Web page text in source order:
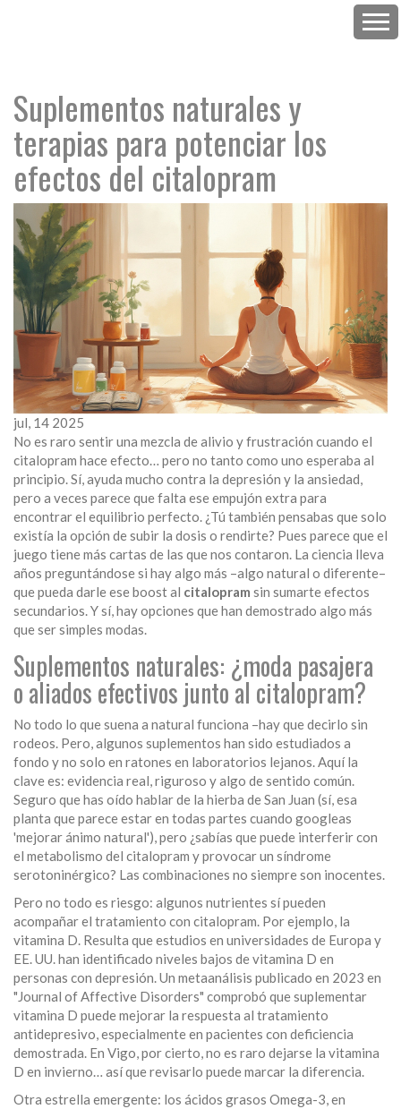
Suplementos naturales y
terapias para potenciar los
efectos del citalopram
jul, 14 2025
No es raro sentir una mezcla de alivio y frustración cuando el
citalopram hace efecto… pero no tanto como uno esperaba al
principio. Sí, ayuda mucho contra la depresión y la ansiedad,
pero a veces parece que falta ese empujón extra para
encontrar el equilibrio perfecto. ¿Tú también pensabas que solo
existía la opción de subir la dosis o rendirte? Pues parece que el
juego tiene más cartas de las que nos contaron. La ciencia lleva
años preguntándose si hay algo más –algo natural o diferente–
que pueda darle ese boost al citalopram sin sumarte efectos
secundarios. Y sí, hay opciones que han demostrado algo más
que ser simples modas.
Suplementos naturales: ¿moda pasajera
o aliados efectivos junto al citalopram?
No todo lo que suena a natural funciona –hay que decirlo sin
rodeos. Pero, algunos suplementos han sido estudiados a
fondo y no solo en ratones en laboratorios lejanos. Aquí la
clave es: evidencia real, riguroso y algo de sentido común.
Seguro que has oído hablar de la hierba de San Juan (sí, esa
planta que parece estar en todas partes cuando googleas
'mejorar ánimo natural'), pero ¿sabías que puede interferir con
el metabolismo del citalopram y provocar un síndrome
serotoninérgico? Las combinaciones no siempre son inocentes.
Pero no todo es riesgo: algunos nutrientes sí pueden
acompañar el tratamiento con citalopram. Por ejemplo, la
vitamina D. Resulta que estudios en universidades de Europa y
EE. UU. han identificado niveles bajos de vitamina D en
personas con depresión. Un metaanálisis publicado en 2023 en
"Journal of Affective Disorders" comprobó que suplementar
vitamina D puede mejorar la respuesta al tratamiento
antidepresivo, especialmente en pacientes con deficiencia
demostrada. En Vigo, por cierto, no es raro dejarse la vitamina
D en invierno… así que revisarlo puede marcar la diferencia.
Otra estrella emergente: los ácidos grasos Omega-3, en